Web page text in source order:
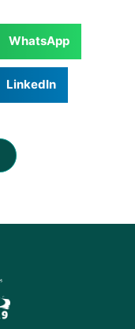
WhatsApp
LinkedIn